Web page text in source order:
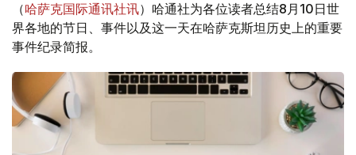
（哈萨克国际通讯社讯）哈通社为各位读者总结8月10日世
界各地的节日、事件以及这一天在哈萨克斯坦历史上的重要
事件纪录简报。